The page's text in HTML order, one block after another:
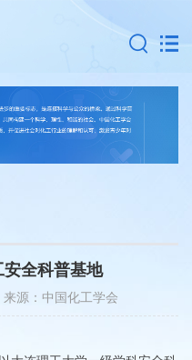
全科普基地
源：中国化工学会